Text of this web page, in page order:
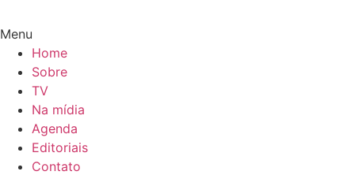
Menu
Home
Sobre
TV
Na mídia
Agenda
Editoriais
Contato